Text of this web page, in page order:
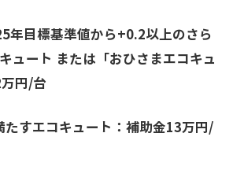
目標基準値から+0.2以上のさら
ュート または「おひさまエコキュ
円/台
すエコキュート：補助金13万円/